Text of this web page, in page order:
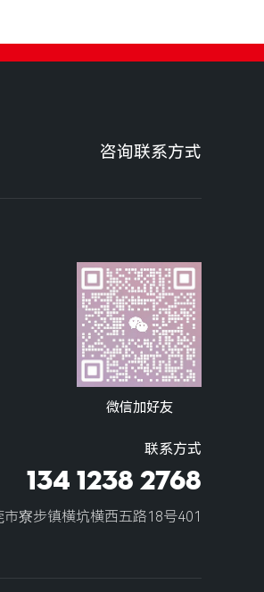
咨询联系方式
微信加好友
联系方式
134 1238 2768
寮步镇横坑横西五路18号401